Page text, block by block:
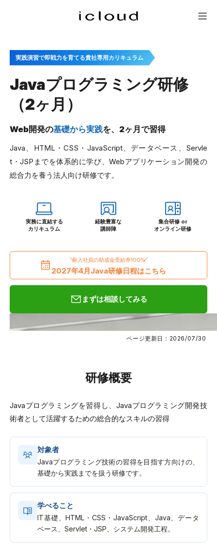
実践演習で即戦力を育てる貴社専用カリキュラム
Javaプログラミング研修
（2ヶ月）
Web開発の基礎から実践を、2ヶ月で習得
Java、HTML・CSS・JavaScript、データベース、Servle
t・JSPまでを体系的に学び、Webアプリケーション開発の
総合力を養う法人向け研修です。
実務に直結する
カリキュラム
経験豊富な
講師陣
集合研修 or
オンライン研修
新入社員の助成金受給率100%
2027年4月Java研修日程はこちら
まずは相談してみる
ページ更新日：2026/07/30
研修概要
Javaプログラミングを習得し、Javaプログラミング開発技
術者として活躍するための総合的なスキルの習得
対象者
Javaプログラミング技術の習得を目指す方向けの、
基礎から実践までを扱う研修です。
学べること
IT基礎、HTML・CSS・JavaScript、Java、データ
ベース、Servlet・JSP、システム開発工程。
新人研修 会社概要 問い合わせ メニュー